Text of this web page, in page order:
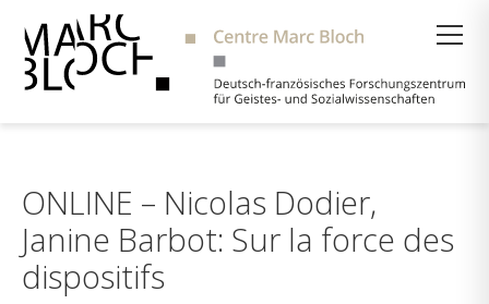
ONLINE – Nicolas Dodier,
Janine Barbot: Sur la force des
dispositifs